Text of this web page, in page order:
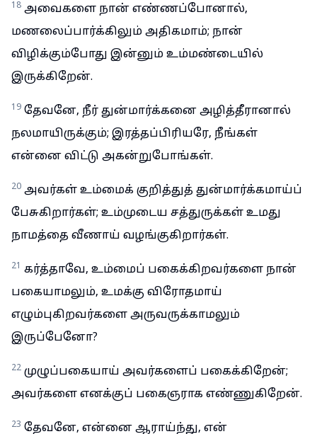
18 அவைகளை நான் எண்ணப்போனால்,
மணலைப்பார்க்கிலும் அதிகமாம்; நான்
விழிக்கும்போது இன்னும் உம்மண்டையில்
இருக்கிறேன்.
19 தேவனே, நீர் துன்மார்க்கனை அழித்தீரானால்
நலமாயிருக்கும்; இரத்தப்பிரியரே, நீங்கள்
என்னை விட்டு அகன்றுபோங்கள்.
20 அவர்கள் உம்மைக் குறித்துத் துன்மார்க்கமாய்ப்
பேசுகிறார்கள்; உம்முடைய சத்துருக்கள் உமது
நாமத்தை வீணாய் வழங்குகிறார்கள்.
21 கர்த்தாவே, உம்மைப் பகைக்கிறவர்களை நான்
பகையாமலும், உமக்கு விரோதமாய்
எழும்புகிறவர்களை அருவருக்காமலும்
இருப்பேனோ?
22 முழுப்பகையாய் அவர்களைப் பகைக்கிறேன்;
அவர்களை எனக்குப் பகைஞராக எண்ணுகிறேன்.
23 தேவனே, என்னை ஆராய்ந்து, என்